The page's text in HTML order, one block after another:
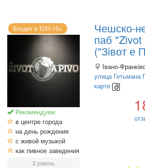
Входит в ТОП-10+
Рекомендуем
в центре города
на день рождения
с живой музыкой
как пивное заведения
3 рівень
Чешско-
паб
("Зівот е
Івано-
улица Гетьмана
карте